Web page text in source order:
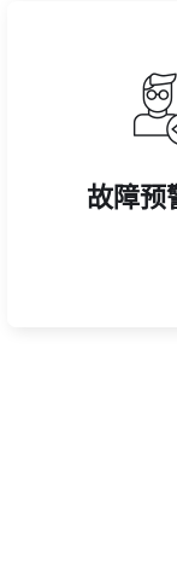
故障预
该系统通过实
安全运营，提
置，降低